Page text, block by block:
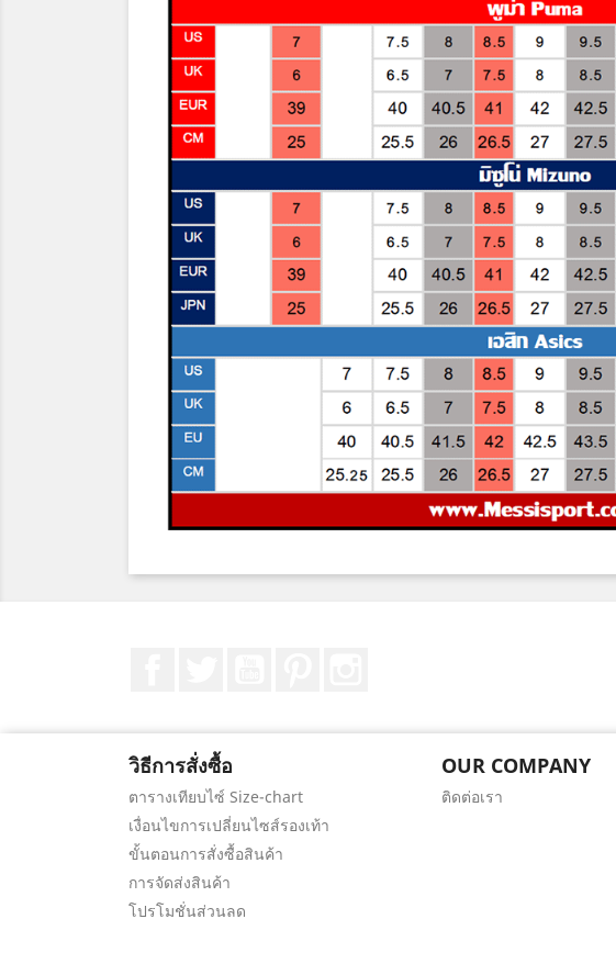
วิธีการสั่งซื้อ
ตารางเทียบไซ์ Size-chart
เงื่อนไขการเปลี่ยนไซส์รองเท้า
ขั้นตอนการสั่งซื้อสินค้า
การจัดส่งสินค้า
โปรโมชั่นส่วนลด
OUR COMPANY
ติดต่อเรา